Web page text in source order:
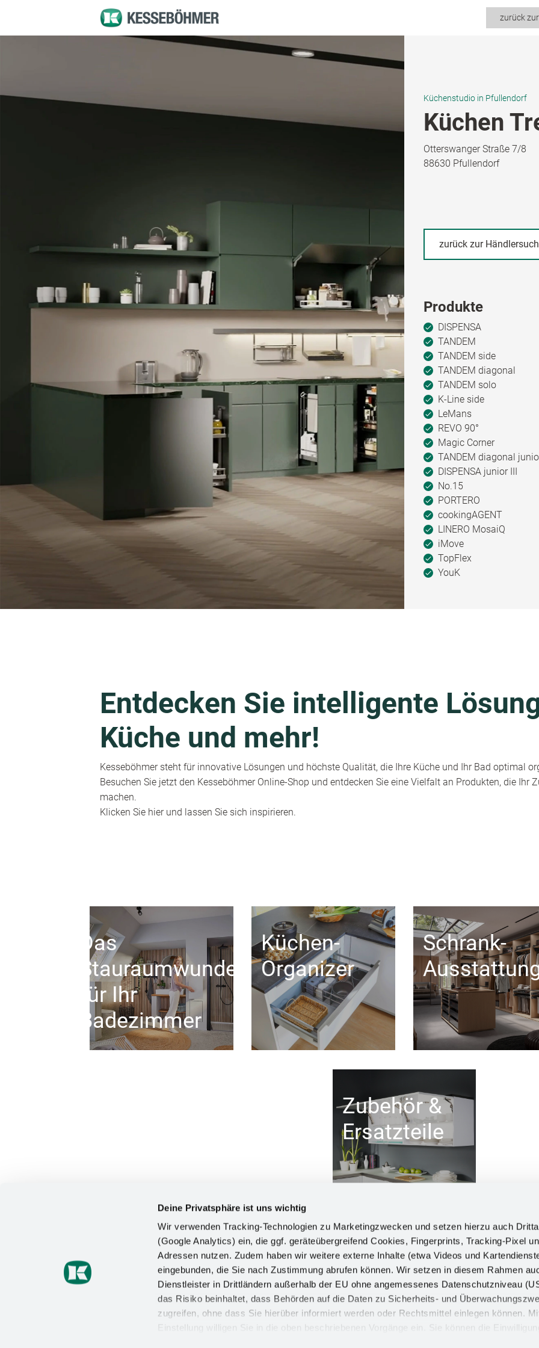
Deine Privatsphäre ist uns wichtig
Wir verwenden Tracking-Technologien zu Marketingzwecken und setzen hierzu auch
(Google Analytics) ein, die ggf. geräteübergreifend Cookies, Fingerprints, Tracking-Pixel
Adressen nutzen. Zudem haben wir weitere externe Inhalte (etwa Videos und
eingebunden, die Sie nach Zustimmung abrufen können. Wir setzen in diesem Rahmen
Dienstleister in Drittländern außerhalb der EU ohne angemessenes Datenschutzniveau
das Risiko beinhaltet, dass Behörden auf die Daten zu Sicherheits- und
zugreifen, ohne dass Sie hierüber informiert werden oder Rechtsmittel einlegen können.
Einstellung willigen Sie in die oben beschriebenen Vorgänge ein. Sie können die
zurück
Küchenstudio in Pfullendorf
Küchen
Otterswanger Straße 7/8
88630 Pfullendorf
zurück zur
Produkte
DISPENSA
TANDEM
TANDEM side
TANDEM diagonal
TANDEM solo
K-Line side
LeMans
REVO 90°
Magic Corner
TANDEM diagonal
DISPENSA junior III
No.15
PORTERO
cookingAGENT
LINERO MosaiQ
iMove
TopFlex
YouK
Entdecken Sie intelligente
Küche und mehr!
Kesseböhmer steht für innovative Lösungen und höchste Qualität, die Ihre Küche und Ihr Bad optimal
Besuchen Sie jetzt den Kesseböhmer Online-Shop und entdecken Sie eine Vielfalt an Produkten, die Ihr
machen.
Klicken Sie hier und lassen Sie sich inspirieren.
Das
Stauraumwunder
für Ihr
Badezimmer
Küchen-
Organizer
Schrank-
Zubehör &
Ersatzteile
Kesseböhmer Holding KG
Mindener Straße 208
49152 Bad Essen